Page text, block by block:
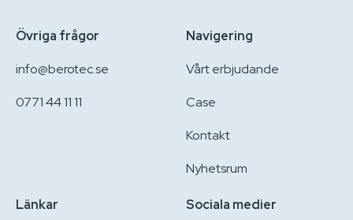
Övriga frågor
info@berotec.se
0771 44 11 11
Navigering
Vårt erbjudande
Case
Kontakt
Nyhetsrum
Länkar Sociala medier